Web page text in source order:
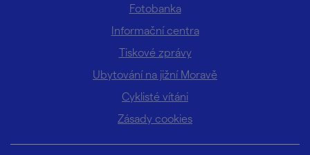
Fotobanka
Informační centra
Tiskové zprávy
Ubytování na jižní Moravě
Cyklisté vítáni
Zásady cookies